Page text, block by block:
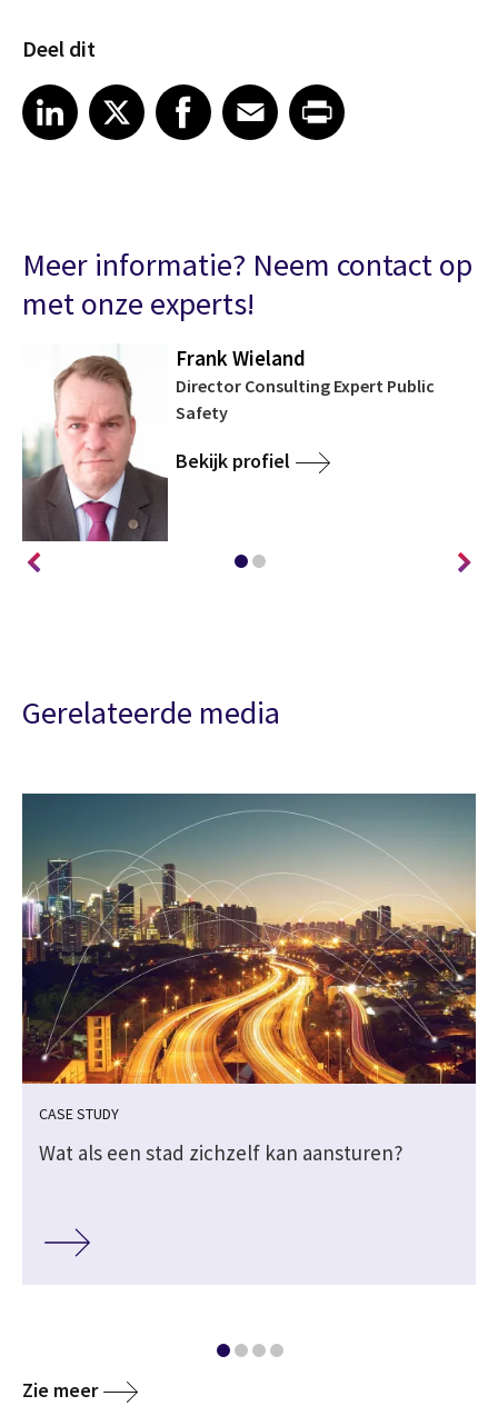
Deel dit
Share on LinkedIn
LinkedIn
Share on X Share on FacebookFacebook
Share on EmailEmailShare on Print
Meer informatie? Neem contact op
met onze experts!
Frank Wieland
Director Consulting Expert Public
Safety
Bekijk profiel
Gerelateerde media
CASE STUDY
Wat als een stad zichzelf kan aansturen?
Zie meer